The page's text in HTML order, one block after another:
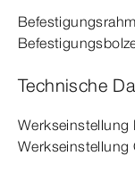
Technische
Werkseinstellung
Werkseinstellung